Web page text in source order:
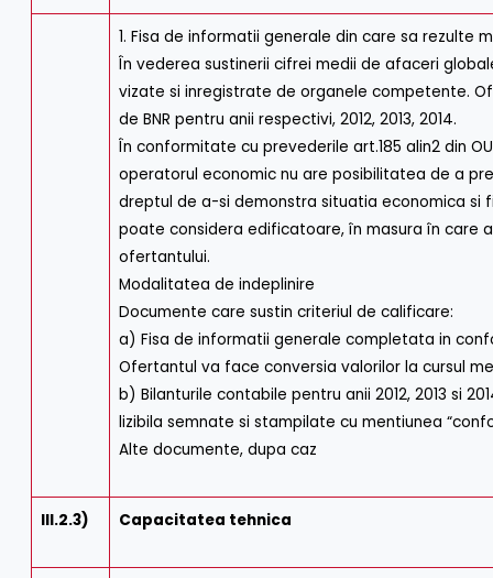
1. Fisa de informatii generale din care sa rezulte
În vederea sustinerii cifrei medii de afaceri
vizate si inregistrate de organele competente.
de BNR pentru anii respectivi, 2012, 2013, 2014.
În conformitate cu prevederile art.185 alin2 din
operatorul economic nu are posibilitatea de a
dreptul de a-si demonstra situatia economica
poate considera edificatoare, în masura în care
ofertantului.
Modalitatea de indeplinire
Documente care sustin criteriul de calificare:
a) Fisa de informatii generale completata in
Ofertantul va face conversia valorilor la cursul
b) Bilanturile contabile pentru anii 2012, 2013 si
lizibila semnate si stampilate cu mentiunea
Alte documente, dupa caz
III.2.3) Capacitatea tehnica